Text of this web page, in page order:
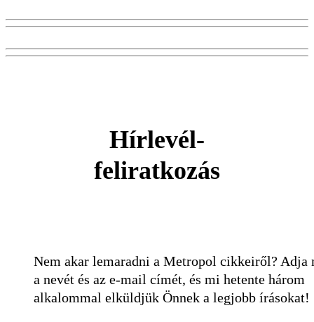
Hírlevél-
feliratkozás
Nem akar lemaradni a Metropol cikkeiről? Adja
a nevét és az e-mail címét, és mi hetente három
alkalommal elküldjük Önnek a legjobb írásokat!